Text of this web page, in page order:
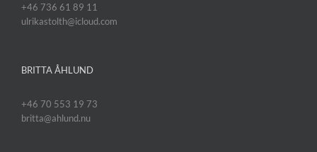
+46 736 61 89 11
ulrikastolth@icloud.com
BRITTA ÅHLUND
+46 70 553 19 73
britta@ahlund.nu